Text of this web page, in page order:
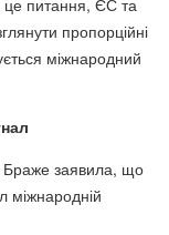
це питання, ЄС та
пропорційні
міжнародний
Браже заявила, що
міжнародній